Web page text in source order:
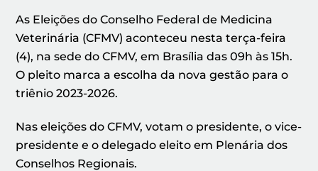
As Eleições do Conselho Federal de Medicina
Veterinária (CFMV) aconteceu nesta terça-feira
(4), na sede do CFMV, em Brasília das 09h às 15h.
O pleito marca a escolha da nova gestão para o
triênio 2023-2026.
Nas eleições do CFMV, votam o presidente, o vice-
presidente e o delegado eleito em Plenária dos
Conselhos Regionais.